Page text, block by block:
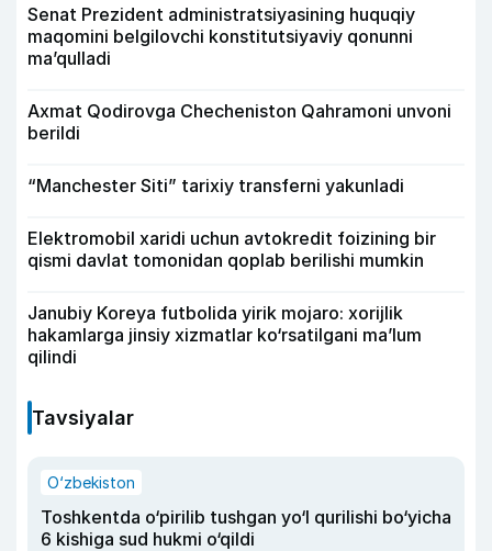
Senat Prezident administratsiyasining huquqiy
maqomini belgilovchi konstitutsiyaviy qonunni
ma’qulladi
Axmat Qodirovga Checheniston Qahramoni unvoni
berildi
“Manchester Siti” tarixiy transferni yakunladi
Elektromobil xaridi uchun avtokredit foizining bir
qismi davlat tomonidan qoplab berilishi mumkin
Janubiy Koreya futbolida yirik mojaro: xorijlik
hakamlarga jinsiy xizmatlar ko‘rsatilgani ma’lum
qilindi
Tavsiyalar
O‘zbekiston
Toshkentda o‘pirilib tushgan yo‘l qurilishi bo‘yicha
6 kishiga sud hukmi o‘qildi